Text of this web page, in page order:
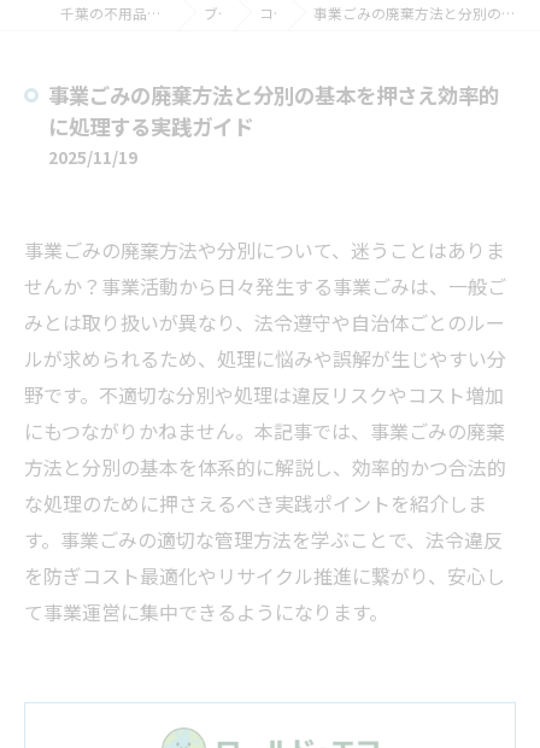
千葉の不用品回収ならワールド・エコ ブログ コラム 事業ごみの廃棄方法と分別の基本を押さえ効率的に処理する実践ガイド
事業ごみの廃棄方法と分別の基本を押さえ効率的
に処理する実践ガイド
2025/11/19
事業ごみの廃棄方法や分別について、迷うことはありま
せんか？事業活動から日々発生する事業ごみは、一般ご
みとは取り扱いが異なり、法令遵守や自治体ごとのルー
ルが求められるため、処理に悩みや誤解が生じやすい分
野です。不適切な分別や処理は違反リスクやコスト増加
にもつながりかねません。本記事では、事業ごみの廃棄
方法と分別の基本を体系的に解説し、効率的かつ合法的
な処理のために押さえるべき実践ポイントを紹介しま
す。事業ごみの適切な管理方法を学ぶことで、法令違反
を防ぎコスト最適化やリサイクル推進に繋がり、安心し
て事業運営に集中できるようになります。